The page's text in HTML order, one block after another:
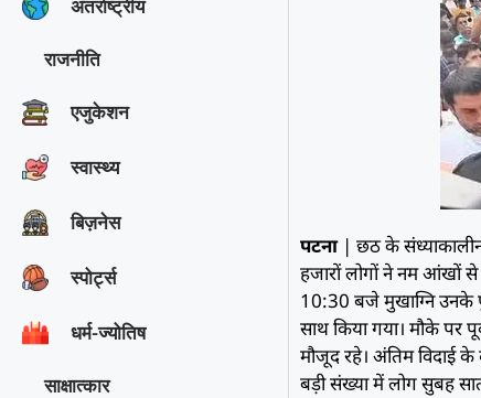
अंतर्राष्ट्रीय
राजनीति
एजुकेशन
स्वास्थ्य
बिज़नेस
स्पोर्ट्स
धर्म-ज्योतिष
साक्षात्‍कार
पटना| छठ के संध्याकालीन
हजारों लोगों ने नम आंखों से
10:30 बजे मुखाग्नि उनके
साथ किया गया। मौके पर
मौजूद रहे। अंतिम विदाई
बड़ी संख्या में लोग सुबह